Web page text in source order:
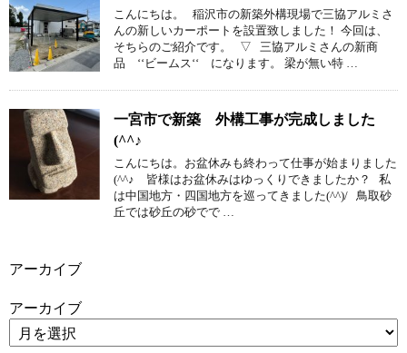
こんにちは。 稲沢市の新築外構現場で三協アルミさ
んの新しいカーポートを設置致しました！ 今回は、
そちらのご紹介です。 ▽ 三協アルミさんの新商
品 ‘‘ビームス‘‘ になります。 梁が無い特 …
一宮市で新築 外構工事が完成しました
(^^♪
こんにちは。お盆休みも終わって仕事が始まりました
(^^♪ 皆様はお盆休みはゆっくりできましたか？ 私
は中国地方・四国地方を巡ってきました(^^)/ 鳥取砂
丘では砂丘の砂でで …
アーカイブ
アーカイブ